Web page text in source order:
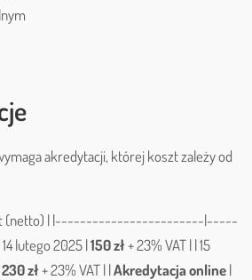
akredytacji, której koszt zależy od
(netto) | |------------------------|-----
lutego 2025 |150 zł+ 23% VAT | | 15
230 zł+ 23% VAT | |Akredytacja online|